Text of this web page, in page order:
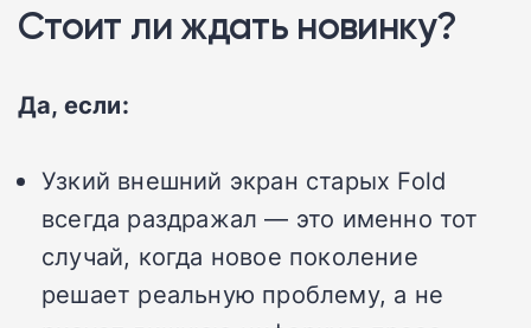
Стоит ли ждать новинку?
Да, если:
Узкий внешний экран старых Fold
всегда раздражал — это именно тот
случай, когда новое поколение
решает реальную проблему, а не